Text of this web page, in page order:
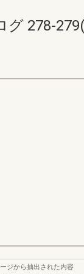
278-
ジから抽出された内容